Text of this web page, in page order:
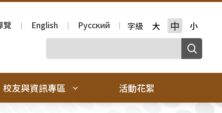
覽 English Русский 字級 大 中 小
校友與資訊專區 活動花絮